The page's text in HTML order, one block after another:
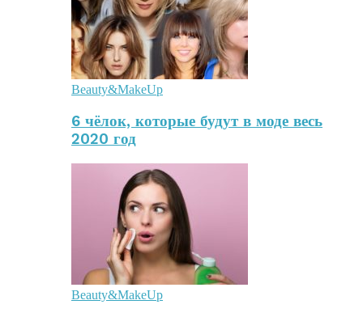
Beauty&MakeUp
6 чёлок, которые будут в моде весь
2020 год
Beauty&MakeUp